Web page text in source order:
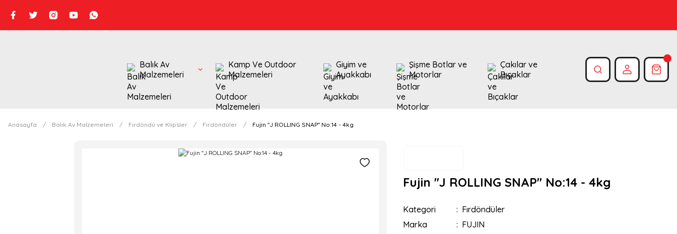
Balık Av
Malzemeleri
Kamp Ve Outdoor
Malzemeleri
Giyim ve
Ayakkabı
Şişme Botlar ve
Motorlar
Çakılar ve
Bıçaklar
Anasayfa Balık Av Malzemeleri Fırdöndü ve Klipsler Fırdöndüler Fujin ''J ROLLING SNAP'' No:14 - 4kg
Fujin ''J ROLLING SNAP'' No:14 - 4kg
Kategori
Fırdöndüler
Marka
FUJIN